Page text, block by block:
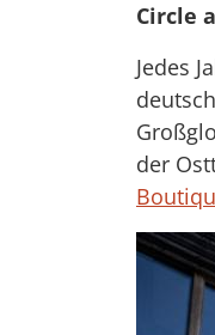
Circle
Jedes
der